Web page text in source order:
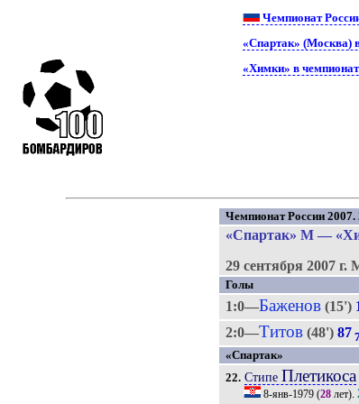
Чемпионат
«Спартак» (Москва)
«Химки» в
Чемпионат России 2007.
«Спартак» М —
29 сентября 2007 г.
Голы
1:0—Баженов (15')
2:0—Титов (48')87
«Спартак»
22. Стипе Плетикоса
8-янв-1979 (28 лет).